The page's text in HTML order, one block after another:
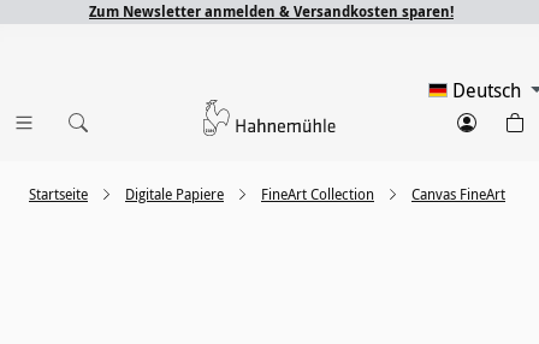
Zum Newsletter anmelden & Versandkosten sparen!
Deutsch
Canvas FineArt
FineArt Collection
Digitale Papiere
Startseite